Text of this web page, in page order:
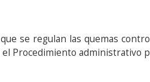
se regulan las quemas
Procedimiento administrativo